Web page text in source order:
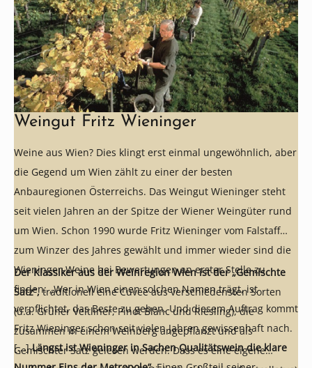
Weingut Fritz Wieninger
Weine aus Wien? Dies klingt erst einmal ungewöhnlich, aber
die Gegend um Wien zählt zu einer der besten
Anbauregionen Österreichs. Das Weingut Wieninger steht
seit vielen Jahren an der Spitze der Wiener Weingüter rund
um Wien. Schon 1990 wurde Fritz Wieninger vom Falstaff
zum Winzer des Jahres gewählt und immer wieder sind die
Wieninger-Weine bei Bewertungen an erster Stelle zu
finden: „Wer in Wien einen solchen Namen trägt, ist
verpflichtet, das Beste zu geben. Und diesem Auftrag kommt
Fritz Wieninger schon seit vielen Jahren gewissenhaft nach.
[...]Längst ist Wieninger in Sachen Qualitätswein die klare
Der Klassiker aus der Weinregion Wien ist der „Gemischte
Satz“,traditionell eine Cuvée aus verschiedensten Sorten
(u.a. Grüner Veltliner, Pinot Blanc und Riesling), die
zusammen in einem Weinberg angepflanzt und als
Gemischter Satz gelesen werden. Dass es eine eigene